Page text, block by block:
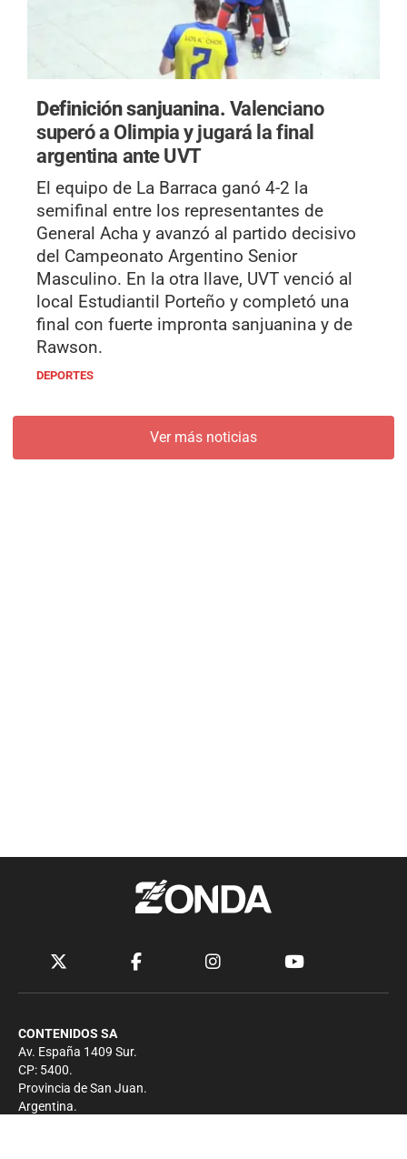
Definición sanjuanina. Valenciano
superó a Olimpia y jugará la final
argentina ante UVT
El equipo de La Barraca ganó 4-2 la
semifinal entre los representantes de
General Acha y avanzó al partido decisivo
del Campeonato Argentino Senior
Masculino. En la otra llave, UVT venció al
local Estudiantil Porteño y completó una
final con fuerte impronta sanjuanina y de
Rawson.
DEPORTES
Ver más noticias
CONTENIDOS SA
Av. España 1409 Sur.
CP: 5400.
Provincia de San Juan.
Argentina.